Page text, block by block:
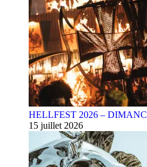
HELLFEST 2026 –
15 juillet 2026